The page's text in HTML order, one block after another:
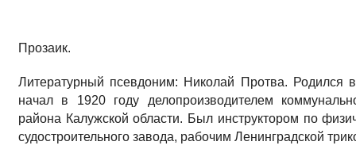
Прозаик.
Литературный псевдоним: Николай Протва. Родился
начал в 1920 году делопроизводителем
района Калужской области. Был инструктором по
судостроительного завода, рабочим Ленинградской